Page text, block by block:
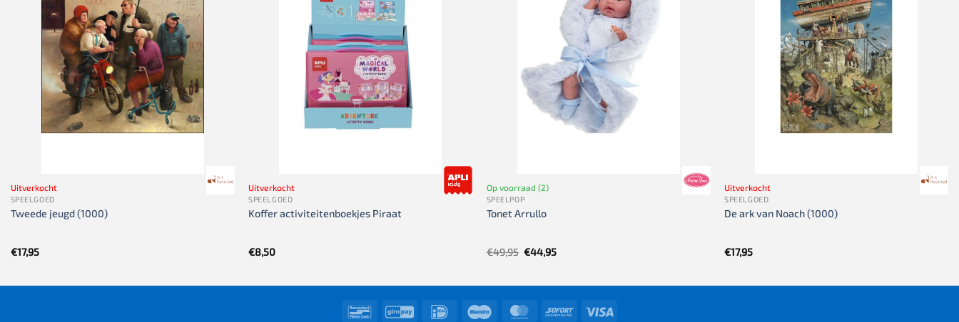
Uitverkocht
SPEELGOED
Tweede jeugd (1000)
€17,95
Uitverkocht
SPEELGOED
Koffer activiteitenboekjes Piraat
€8,50
Op voorraad (2)
SPEELPOP
Tonet Arrullo
€49,95 Oorspronkelijke
prijs
€44,95Huidige
Uitverkocht
SPEELGOED
De ark van Noach (1000)
€17,95
BancontactGiroPay IDeal Maestro MasterCardSofort